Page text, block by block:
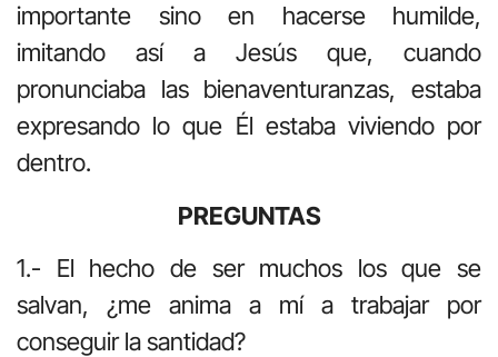
importante sino en hacerse humilde,
imitando así a Jesús que, cuando
pronunciaba las bienaventuranzas, estaba
expresando lo que Él estaba viviendo por
dentro.
PREGUNTAS
1.- El hecho de ser muchos los que se
salvan, ¿me anima a mí a trabajar por
conseguir la santidad?